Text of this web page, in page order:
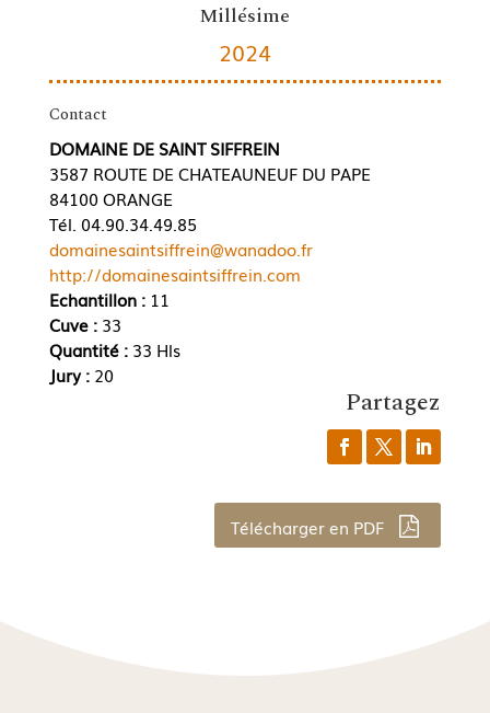
Millésime
2024
Contact
DOMAINE DE SAINT SIFFREIN
3587 ROUTE DE CHATEAUNEUF DU PAPE
84100 ORANGE
Tél. 04.90.34.49.85
domainesaintsiffrein@wanadoo.fr
http://domainesaintsiffrein.com
Echantillon :11
Cuve : 33
Quantité : 33 Hls
Jury : 20
Partagez
Télécharger en PDF